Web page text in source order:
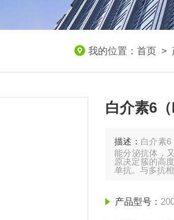
我的位置： 首页 >
白介素6
描述： 白介素
能分泌抗体，
原决定簇的高
单抗。与多抗
产品型号：